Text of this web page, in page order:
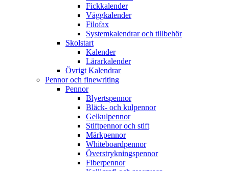
Fickkalender
Väggkalender
Filofax
Systemkalendrar och tillbehör
Skolstart
Kalender
Lärarkalender
Övrigt Kalendrar
Pennor och finewriting
Pennor
Blyertspennor
Bläck- och kulpennor
Gelkulpennor
Stiftpennor och stift
Märkpennor
Whiteboardpennor
Överstrykningspennor
Fiberpennor